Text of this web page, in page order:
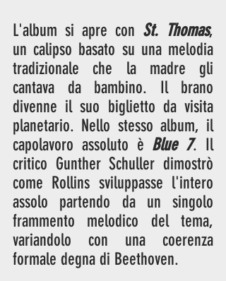
L'album si apre con St. Thomas,
un calipso basato su una melodia
tradizionale che la madre gli
cantava da bambino. Il brano
divenne il suo biglietto da visita
planetario. Nello stesso album, il
capolavoro assoluto è Blue 7. Il
critico Gunther Schuller dimostrò
come Rollins sviluppasse l'intero
assolo partendo da un singolo
frammento melodico del tema,
variandolo con una coerenza
formale degna di Beethoven.